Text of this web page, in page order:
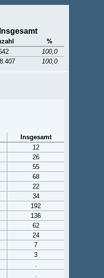
Insgesamt
%
100,0
100,0
Insgesamt
12
26
55
68
22
34
192
136
62
24
7
3
.
.